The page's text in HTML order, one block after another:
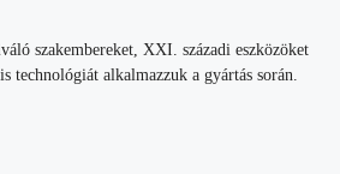
szakembereket, XXI. századi eszközöket
technológiát alkalmazzuk a gyártás során.